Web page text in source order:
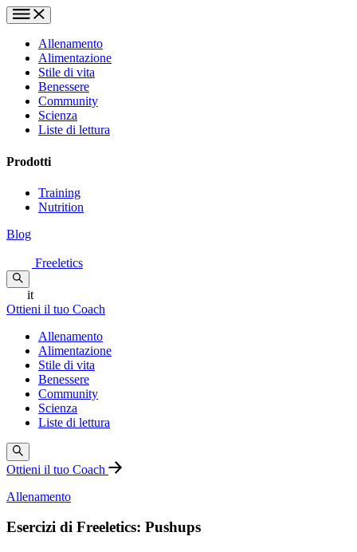
Allenamento
Alimentazione
Stile di vita
Benessere
Community
Scienza
Liste di lettura
Prodotti
Training
Nutrition
Blog
Freeletics
it
Ottieni il tuo Coach
Allenamento
Alimentazione
Stile di vita
Benessere
Community
Scienza
Liste di lettura
Ottieni il tuo Coach
Allenamento
Esercizi di Freeletics: Pushups